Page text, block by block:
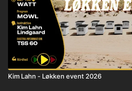
Kim Lahn - Løkken event 2026